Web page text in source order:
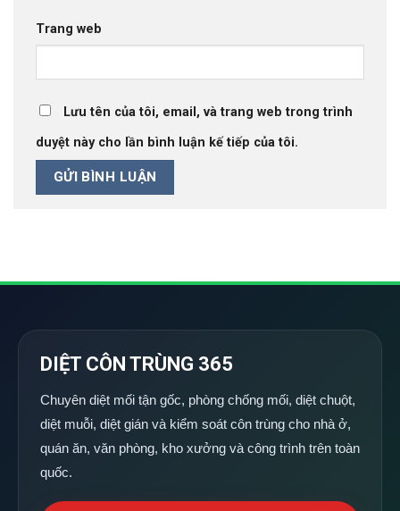
Trang web
Lưu tên của tôi, email, và trang web trong trình
duyệt này cho lần bình luận kế tiếp của tôi.
DIỆT CÔN TRÙNG 365
Chuyên diệt mối tận gốc, phòng chống mối, diệt chuột,
diệt muỗi, diệt gián và kiểm soát côn trùng cho nhà ở,
quán ăn, văn phòng, kho xưởng và công trình trên toàn
quốc.